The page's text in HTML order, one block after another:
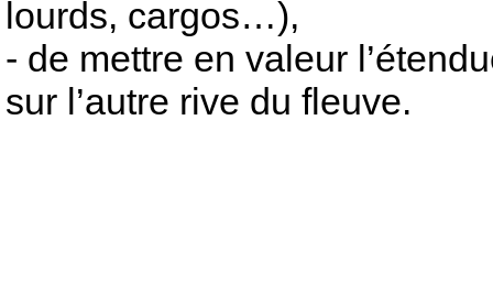
lourds, cargos…),
- de mettre en valeur
sur l’autre rive du fleuve.